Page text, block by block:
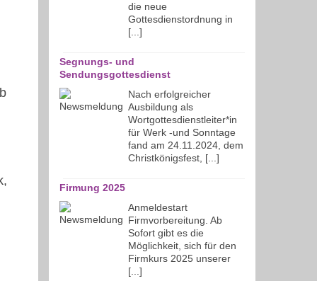
die neue
Gottesdienstordnung in
[...]
Segnungs- und
Sendungsgottesdienst
Nach erfolgreicher
Ausbildung als
Wortgottesdienstleiter*in
für Werk -und Sonntage
fand am 24.11.2024, dem
Christkönigsfest, [...]
Firmung 2025
Anmeldestart
Firmvorbereitung. Ab
Sofort gibt es die
Möglichkeit, sich für den
Firmkurs 2025 unserer
[...]